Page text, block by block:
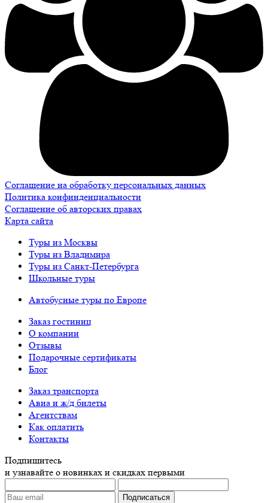
Соглашение на обработку персональных данных
Политика конфинденциальности
Соглашение об авторских правах
Карта сайта
Туры из Москвы
Туры из Владимира
Туры из Санкт-Петербурга
Школьные туры
Автобусные туры по Европе
Заказ гостиниц
О компании
Отзывы
Подарочные сертификаты
Блог
Заказ транспорта
Авиа и ж/д билеты
Агентствам
Как оплатить
Контакты
Подпишитесь
и узнавайте о новинках и скидках первыми